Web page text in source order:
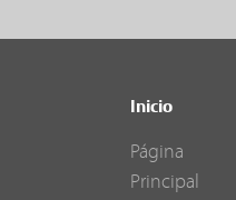
Inicio
Página
Principal